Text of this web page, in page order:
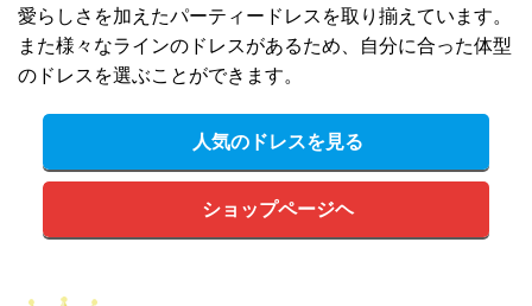
愛らしさを加えたパーティードレスを取り揃えています。
また様々なラインのドレスがあるため、自分に合った体型
のドレスを選ぶことができます。
人気のドレスを見る
ショップページヘ